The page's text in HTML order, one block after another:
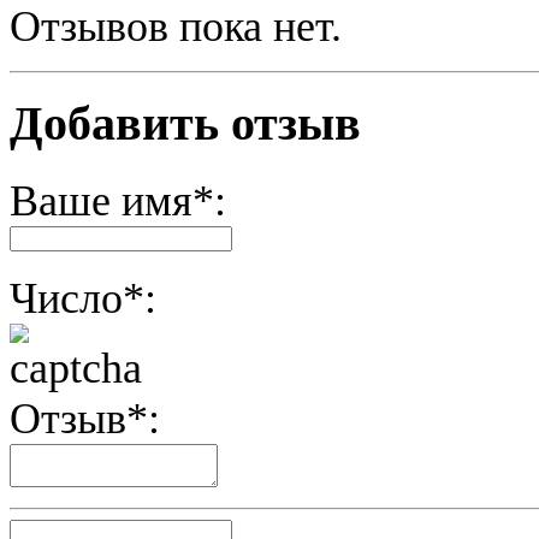
Отзывов пока нет.
Добавить отзыв
Ваше имя*:
Число*:
Отзыв*: